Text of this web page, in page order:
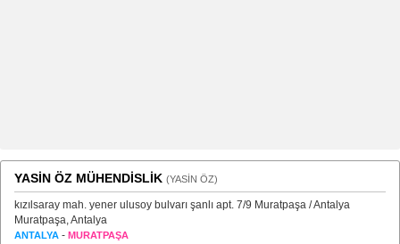
YASİN ÖZ MÜHENDİSLİK (YASİN ÖZ)
kızılsaray mah. yener ulusoy bulvarı şanlı apt. 7/9 Muratpaşa / Antalya
Muratpaşa, Antalya
ANTALYA - MURATPAŞA